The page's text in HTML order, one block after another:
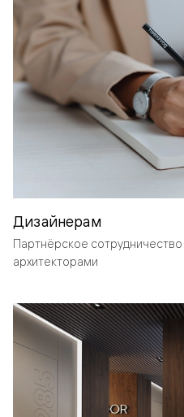
Дизайнерам
Партнёрское
архитекторами